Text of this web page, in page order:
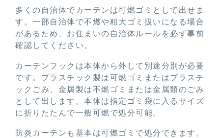
多くの自治体でカーテンは可燃ゴミとして出せま
す。一部自治体で不燃や粗大ゴミ扱いになる場合
があるため、お住まいの自治体ルールを必ず事前
確認してください。
カーテンフックは本体から外して別途分別が必要
です。プラスチック製は可燃ゴミまたはプラスチ
ックごみ、金属製は不燃ゴミまたは金属類のごみ
として出します。本体は指定ゴミ袋に入るサイズ
に折りたたんで一般可燃で処分可能。
防炎カーテンも基本は可燃ゴミで処分できます。